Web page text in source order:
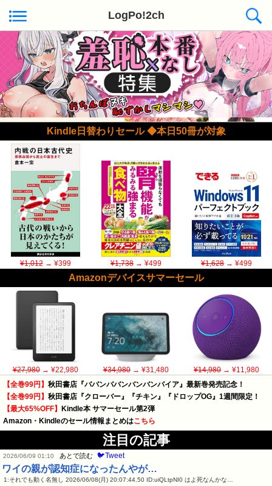
LogPo!2ch
Kindle日替わりセール ◆本日50冊が対象
¥1,012→ ¥399 ¥1,738→ ¥499 ¥1,628→ ¥499
Amazonデバイスサマーセール
¥27,980→ ¥22,980 ¥34,980→ ¥31,480 ¥14,980→ ¥11,980
【全巻99円】 秋田書店『ババンババンバンバンパイア』最新巻発売記念！
【全巻99円】 秋田書店『クローバー』『チキン』『ドロップOG』1週間限定！
【最大65%OFF】
Kindle本 サマーセール第2弾
Amazon・Kindleのセール情報まとめはこちら
注目の記事
2026/06/09 01:10 あとで読む 🐦Tweet
ワイの親が認知症になったんやが…
1:それでも動く名無し 2026/06/08(月) 20:07:44.50 ID:uiQLtpNI0 はよ死なんかな…